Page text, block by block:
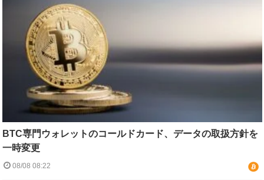
BTC専門ウォレットのコールドカード、データの取扱方針を
一時変更
08/08 08:22